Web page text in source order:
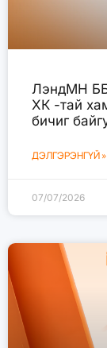
ЛэндМН
ХК -тай
бичиг
ДЭЛГЭРЭНГҮЙ »
07/07/2026